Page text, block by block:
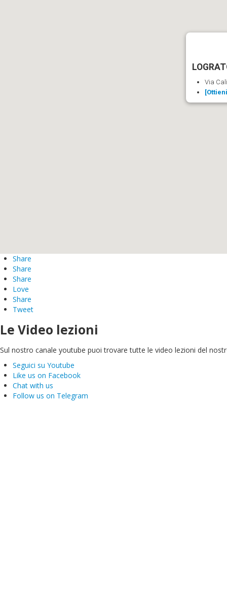
Via
Share
Share
Share
Love
Share
Tweet
Le Video lezioni
Sul nostro canale youtube puoi trovare tutte le video lezioni del
Seguici su Youtube
Like us on Facebook
Chat with us
Follow us on Telegram